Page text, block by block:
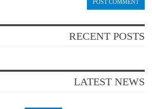
RECENT POSTS
LATEST NEWS